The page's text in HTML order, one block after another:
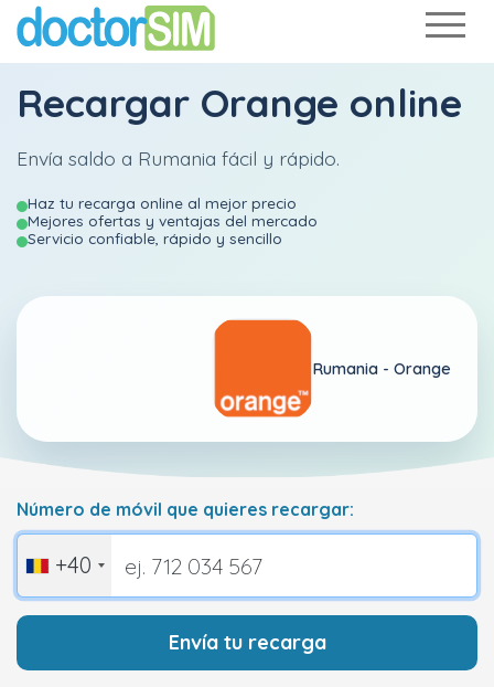
Recargar Orange online
Envía saldo a Rumania fácil y rápido.
Haz tu recarga online al mejor precio
Mejores ofertas y ventajas del mercado
Servicio confiable, rápido y sencillo
Rumania - Orange
Número de móvil que quieres recargar:
+40
Envía tu recarga